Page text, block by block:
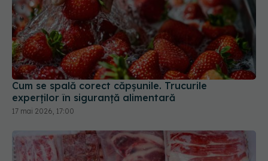
Cum se spală corect căpșunile. Trucurile
experților în siguranță alimentară
17 mai 2026, 17:00